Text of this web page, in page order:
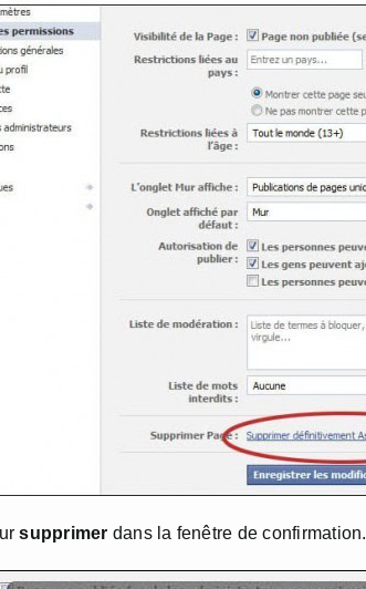
supprimer dans la fenêtre de confirmation.